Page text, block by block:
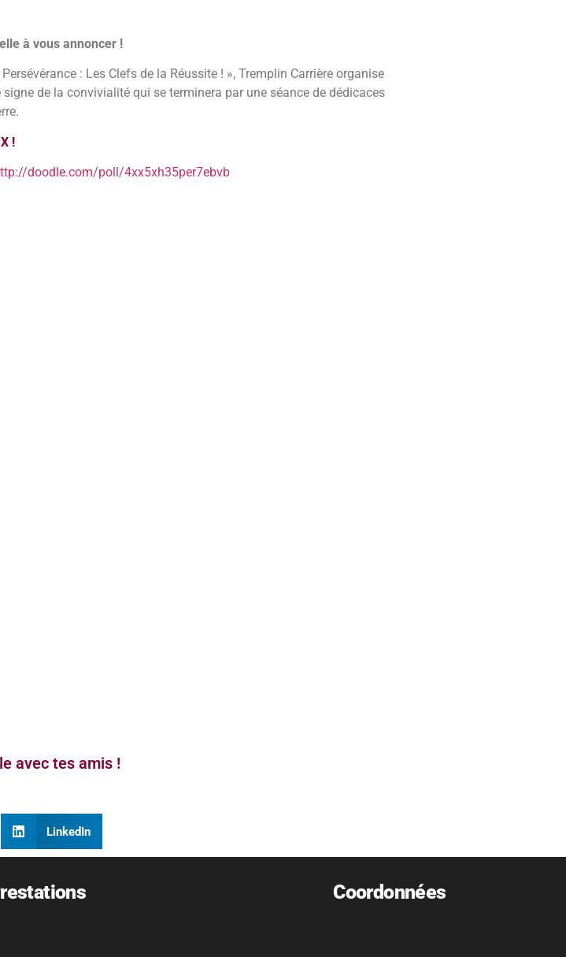
à vous annoncer !
: Les Clefs de la Réussite ! », Tremplin Carrière organise
de la convivialité qui se terminera par une séance de dédicaces
!
doodle.com/poll/4xx5xh35per7ebvb
avec tes amis !
LinkedIn
Coordonnées